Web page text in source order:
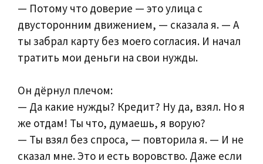
— Потому что доверие — это улица с
двусторонним движением, — сказала я. — А
ты забрал карту без моего согласия. И начал
тратить мои деньги на свои нужды.
Он дёрнул плечом:
— Да какие нужды? Кредит? Ну да, взял. Но я
же отдам! Ты что, думаешь, я ворую?
— Ты взял без спроса, — повторила я. — И не
сказал мне. Это и есть воровство. Даже если